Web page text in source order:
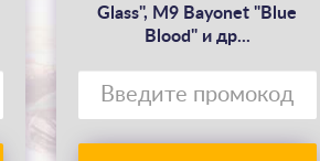
Glass", M9 Bayonet "Blue
Blood" и др...